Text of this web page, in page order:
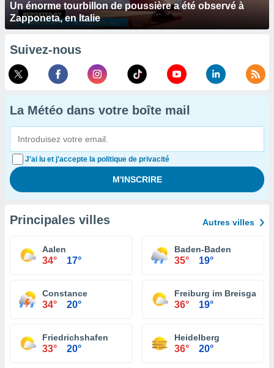
Un énorme tourbillon de poussière a été observé à
Zapponeta, en Italie
Suivez-nous
La Météo dans votre boîte mail
J'ai lu et j'accepte la politique de privacité
Principales villes Autres villes
Aalen
34° 17°
Baden-Baden
35° 19°
Constance
34° 20°
Freiburg im Breisgau
36° 19°
Friedrichshafen
33° 20°
Heidelberg
36° 20°